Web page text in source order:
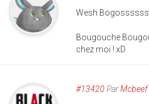
Wesh Bogossssss
Bougouche
chez moi ! xD
#13420 ParMcbeef